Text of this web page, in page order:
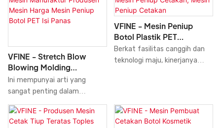
inovatif. Teknologi diterapkan
pasar dengan lebih baik.
PET, toples, dan stretch blow-
blowing molding dengan 4/6
Mesin ini memiliki banyak fitur
unggulan. Selain itu, mesin
blow-blowing ini dirancang
untuk mengikuti tren terkini
dan memiliki tampilan yang
unik.
dan Biaya di Tiongkok terbuat
dari bahan baku yang
ditawarkan oleh pemasok
tepercaya dan telah melalui
pengujian yang cermat.
Setelah beberapa diskusi
benar-benar menarik dan gaya
yang unik. Mesin ini memiliki
VFINE - Stretch Blow
Blowing Molding
Membuat Mesin
Manufaktur Produsen
Botol PET Isi Panas
Ini mempunyai arti yang
sangat penting dalam
penerapan teknologi ke dalam
praktik manufaktur Mesin
Pembuat Cetakan Tiup
VFINE - Mesin Peniup
Botol Plastik PET
Otomatis Penuh, Mesin
Peniup Cetakan, Mesin
Berkat fasilitas canggih dan
teknologi maju, kinerjanya